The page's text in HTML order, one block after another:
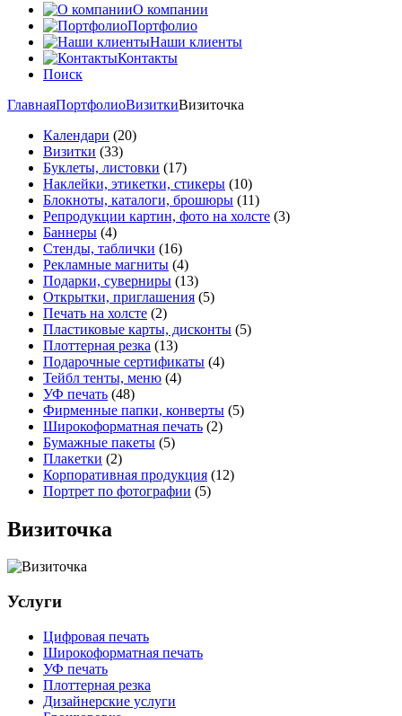
О компании
Портфолио
Наши клиенты
Контакты
Поиск
ГлавнаяПортфолиоВизиткиВизиточка
Календари (20)
Визитки (33)
Буклеты, листовки (17)
Наклейки, этикетки, стикеры (10)
Блокноты, каталоги, брошюры (11)
Репродукции картин, фото на холсте (3)
Баннеры (4)
Стенды, таблички (16)
Рекламные магниты (4)
Подарки, суверниры (13)
Открытки, приглашения (5)
Печать на холсте (2)
Пластиковые карты, дисконты (5)
Плоттерная резка (13)
Подарочные сертификаты (4)
Тейбл тенты, меню (4)
УФ печать (48)
Фирменные папки, конверты (5)
Широкоформатная печать (2)
Бумажные пакеты (5)
Плакетки (2)
Корпоративная продукция (12)
Портрет по фотографии (5)
Визиточка
Услуги
Цифровая печать
Широкоформатная печать
УФ печать
Плоттерная резка
Дизайнерские услуги